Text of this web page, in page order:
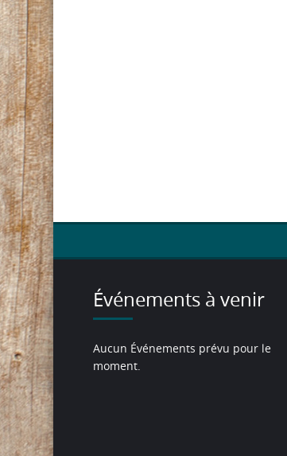
Événements à venir
Aucun Événements prévu pour le
moment.